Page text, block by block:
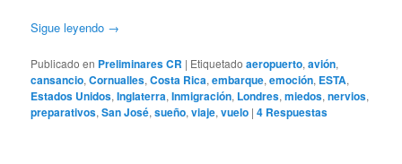
Sigue leyendo →
Publicado en Preliminares CR | Etiquetado aeropuerto,avión,
cansancio,Cornualles,Costa Rica,embarque,emoción, ESTA,
Estados Unidos,Inglaterra,Inmigración, Londres,miedos,nervios,
preparativos,San José,sueño,viaje,vuelo |4 Respuestas